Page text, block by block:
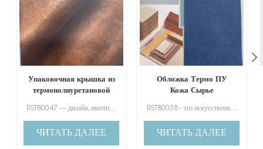
Упаковочная крышка из
термополиуретановой
RST80047 — дизайн, имитирующий натуральную кожу. Он имеет хорошее ощущение прикосновения, как кожа.
ЧИТАТЬ ДАЛЕЕ
Обложка Термо ПУ
Кожа Сырье
RST80038 - это искусственная кожа с хорошим дизайном, меняющая цвет, которая имитирует натуральную кожу.
ЧИТАТЬ ДАЛЕЕ